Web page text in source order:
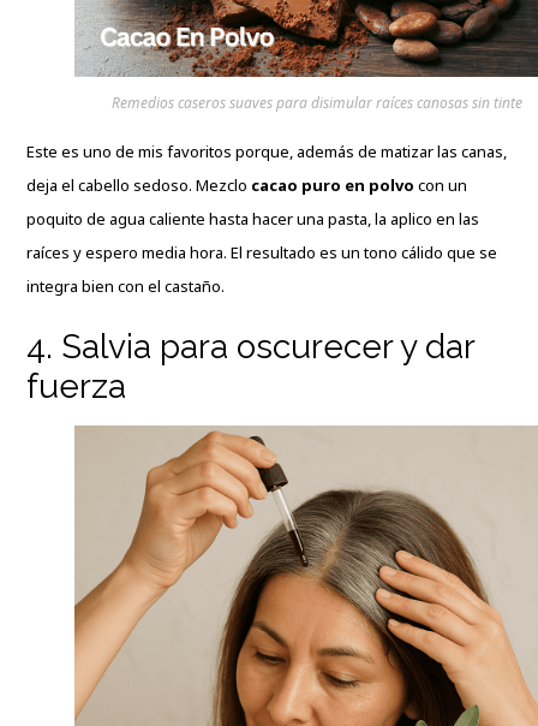
Remedios caseros suaves para disimular raíces canosas sin tinte
Este es uno de mis favoritos porque, además de matizar las canas,
deja el cabello sedoso. Mezclo cacao puro en polvo con un
poquito de agua caliente hasta hacer una pasta, la aplico en las
raíces y espero media hora. El resultado es un tono cálido que se
integra bien con el castaño.
4. Salvia para oscurecer y dar
fuerza